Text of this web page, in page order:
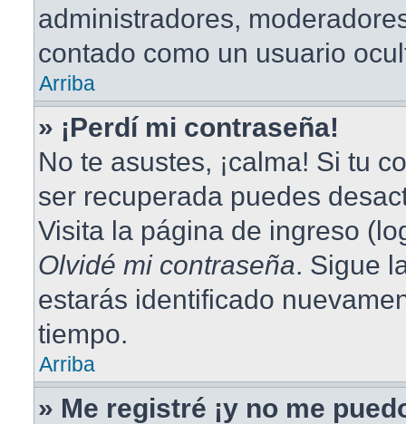
administradores,
contado como un usuario
Arriba
» ¡Perdí mi contraseña!
No te asustes, ¡calma! Si tu
ser recuperada puedes
Visita la página de ingreso
Olvidé mi contraseña. Sigue
estarás identificado
tiempo.
Arriba
» Me registré ¡y no me